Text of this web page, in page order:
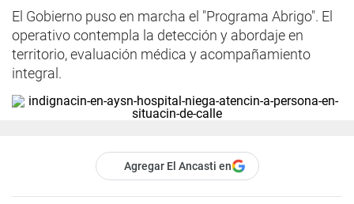
El Gobierno puso en marcha el "Programa Abrigo". El
operativo contempla la detección y abordaje en
territorio, evaluación médica y acompañamiento
integral.
Agregar El Ancasti en